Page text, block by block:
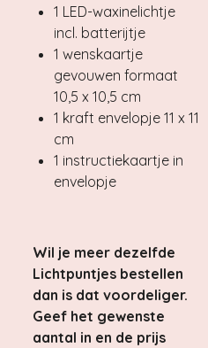
1 LED-waxinelichtje
incl. batterijtje
1 wenskaartje
gevouwen formaat
10,5 x 10,5 cm
1 kraft envelopje 11 x 11
cm
1 instructiekaartje in
envelopje
Wil je meer dezelfde
Lichtpuntjes bestellen
dan is dat voordeliger.
Geef het gewenste
aantal in en de prijs